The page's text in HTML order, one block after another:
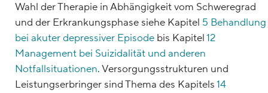
Wahl der Therapie in Abhängigkeit vom Schweregrad
und der Erkrankungsphase siehe Kapitel 5 Behandlung
bei akuter depressiver Episode bis Kapitel12
Management bei Suizidalität und anderen
Notfallsituationen. Versorgungsstrukturen und
Leistungserbringer sind Thema des Kapitels14